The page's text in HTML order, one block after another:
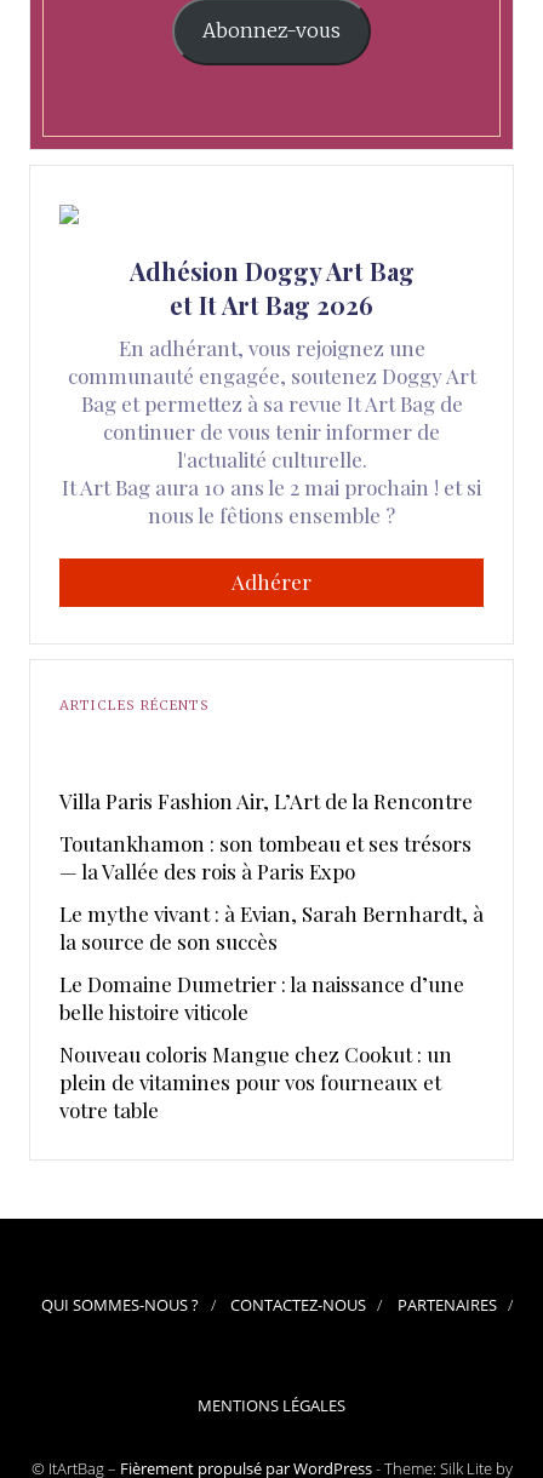
Abonnez-vous
Adhésion Doggy Art Bag
et It Art Bag 2026
En adhérant, vous rejoignez une
communauté engagée, soutenez Doggy Art
Bag et permettez à sa revue It Art Bag de
continuer de vous tenir informer de
l'actualité culturelle.
It Art Bag aura 10 ans le 2 mai prochain ! et si
nous le fêtions ensemble ?
Adhérer
ARTICLES RÉCENTS
​Villa Paris Fashion Air, ​L’Art de la Rencontre
Toutankhamon : son tombeau et ses trésors
— la Vallée des rois à Paris Expo
Le mythe vivant : à Evian, Sarah Bernhardt, à
la source de son succès
Le Domaine Dumetrier : la naissance d’une
belle histoire viticole
Nouveau coloris Mangue chez Cookut : un
plein de vitamines pour vos fourneaux et
votre table
QUI SOMMES-NOUS ? CONTACTEZ-NOUS PARTENAIRES
MENTIONS LÉGALES
© ItArtBag – Fièrement propulsé par WordPress-Theme: Silk Lite by